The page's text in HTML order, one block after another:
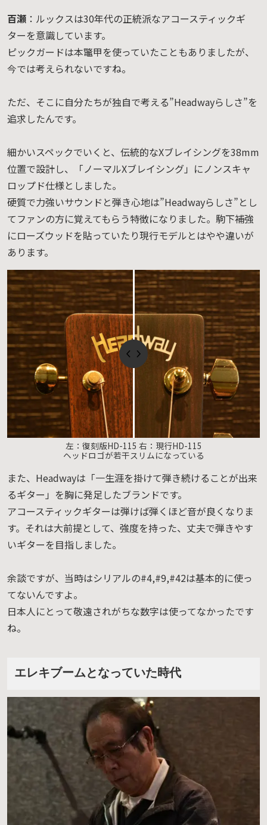
百瀬 ：ルックスは30年代の正統派なアコースティックギ
ターを意識しています。
ピックガードは本鼈甲を使っていたこともありましたが、
今では考えられないですね。
ただ、そこに自分たちが独自で考える”Headwayらしさ”を
追求したんです。
細かいスペックでいくと、伝統的なXブレイシングを38mm
位置で設計し、「ノーマルXブレイシング」にノンスキャ
ロップド仕様としました。
硬質で力強いサウンドと弾き心地は”Headwayらしさ”とし
てファンの方に覚えてもらう特徴になりました。駒下補強
にローズウッドを貼っていたり現行モデルとはやや違いが
あります。
左：復刻版HD-115 右：現行HD-115
ヘッドロゴが若干スリムになっている
また、Headwayは「一生涯を掛けて弾き続けることが出来
るギター」を胸に発足したブランドです。
アコースティックギターは弾けば弾くほど音が良くなりま
す。それは大前提として、強度を持った、丈夫で弾きやす
いギターを目指しました。
余談ですが、当時はシリアルの#4,#9,#42は基本的に使っ
てないんですよ。
日本人にとって敬遠されがちな数字は使ってなかったです
ね。
エレキブームとなっていた時代